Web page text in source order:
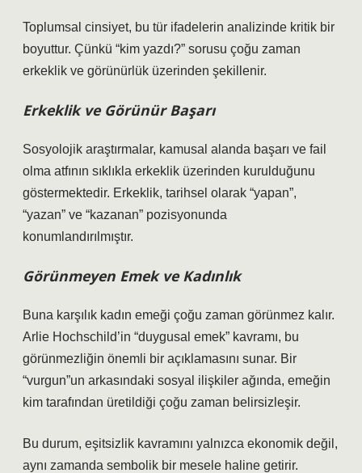
Toplumsal cinsiyet, bu tür ifadelerin analizinde kritik bir
boyuttur. Çünkü “kim yazdı?” sorusu çoğu zaman
erkeklik ve görünürlük üzerinden şekillenir.
Erkeklik ve Görünür Başarı
Sosyolojik araştırmalar, kamusal alanda başarı ve fail
olma atfının sıklıkla erkeklik üzerinden kurulduğunu
göstermektedir. Erkeklik, tarihsel olarak “yapan”,
“yazan” ve “kazanan” pozisyonunda
konumlandırılmıştır.
Görünmeyen Emek ve Kadınlık
Buna karşılık kadın emeği çoğu zaman görünmez kalır.
Arlie Hochschild’in “duygusal emek” kavramı, bu
görünmezliğin önemli bir açıklamasını sunar. Bir
“vurgun”un arkasındaki sosyal ilişkiler ağında, emeğin
kim tarafından üretildiği çoğu zaman belirsizleşir.
Bu durum, eşitsizlik kavramını yalnızca ekonomik değil,
aynı zamanda sembolik bir mesele haline getirir.